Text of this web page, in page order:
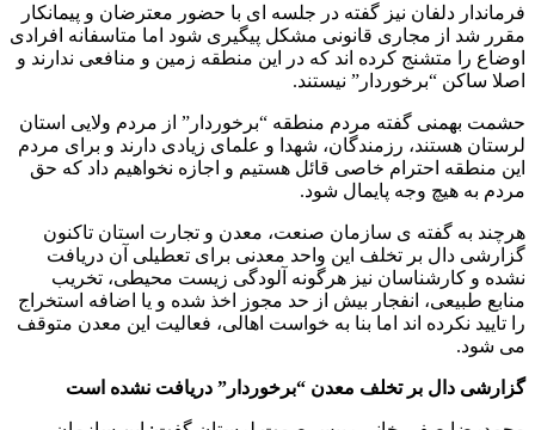
فرماندار دلفان نیز گفته در جلسه ای با حضور معترضان و پیمانکار
مقرر شد از مجاری قانونی مشکل پیگیری شود اما متاسفانه افرادی
اوضاع را متشنج کرده اند که در این منطقه زمین و منافعی ندارند و
اصلا ساکن “برخوردار” نیستند.
حشمت بهمنی گفته مردم منطقه “برخوردار” از مردم ولایی استان
لرستان هستند، رزمندگان، شهدا و علمای زیادی دارند و برای مردم
این منطقه احترام خاصی قائل هستیم و اجازه نخواهیم داد که حق
مردم به هیچ وجه پایمال شود.
هرچند به گفته ی سازمان صنعت، معدن و تجارت استان تاکنون
گزارشی دال بر تخلف این واحد معدنی برای تعطیلی آن دریافت
نشده و کارشناسان نیز هرگونه آلودگی زیست محیطی، تخریب
منابع طبیعی، انفجار بیش از حد مجوز اخذ شده و یا اضافه استخراج
را تایید نکرده اند اما بنا به خواست اهالی، فعالیت این معدن متوقف
می شود.
گزارشی دال بر تخلف معدن “برخوردار” دریافت نشده است